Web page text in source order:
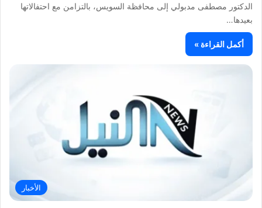
الدكتور مصطفى مدبولي إلى محافظة السويس، بالتزامن مع احتفالاتها
بعيدها…
أكمل القراءة »
الأخبار